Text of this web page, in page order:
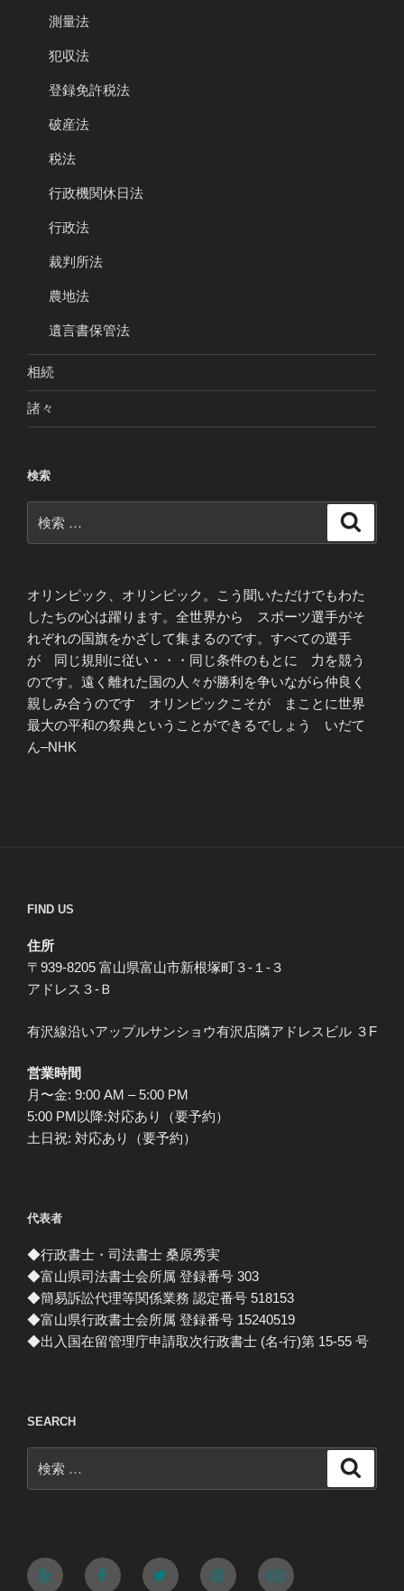
測量法
犯収法
登録免許税法
破産法
税法
行政機関休日法
行政法
裁判所法
農地法
遺言書保管法
相続
諸々
検索
索:
オリンピック、オリンピック。こう聞いただけでもわた
したちの心は躍ります。全世界から スポーツ選手がそ
れぞれの国旗をかざして集まるのです。すべての選手
が 同じ規則に従い・・・同じ条件のもとに 力を競う
のです。遠く離れた国の人々が勝利を争いながら仲良く
親しみ合うのです オリンピックこそが まことに世界
最大の平和の祭典ということができるでしょう いだて
ん–NHK
FIND US
住所
〒939-8205 富山県富山市新根塚町３-１-３
アドレス３-Ｂ
有沢線沿いアップルサンショウ有沢店隣アドレスビル ３F
営業時間
月〜金: 9:00 AM – 5:00 PM
5:00 PM以降:対応あり（要予約）
土日祝: 対応あり（要予約）
代表者
◆行政書士・司法書士 桑原秀実
◆富山県司法書士会所属 登録番号 303
◆簡易訴訟代理等関係業務 認定番号 518153
◆富山県行政書士会所属 登録番号 15240519
◆出入国在留管理庁申請取次行政書士 (名-行)第 15-55 号
SEARCH
索:
Yelp FacebookTwitter Instagram
メ